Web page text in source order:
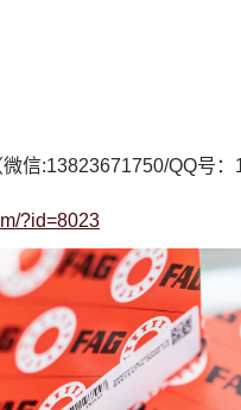
信:13823671750/QQ号：
?id=8023